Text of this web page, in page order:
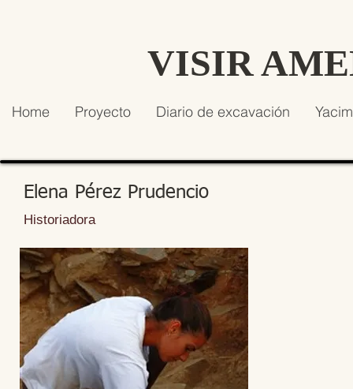
VISIR
Home Proyecto Diario de excavación
Elena Pérez Prudencio
Historiadora